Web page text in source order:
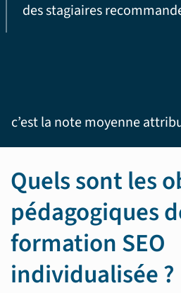
des stagiaires
c’est la note moyenne
Quels sont les
pédagogiques
formation SEO
individualisée ?